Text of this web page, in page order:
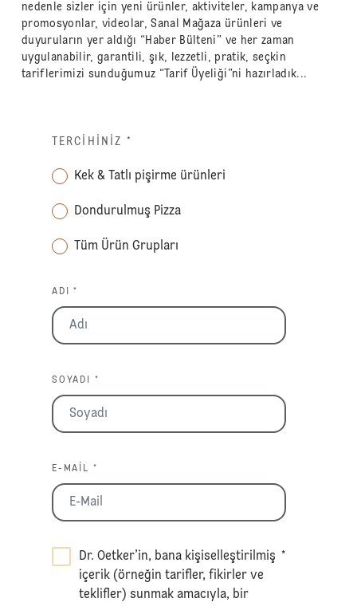
nedenle sizler için yeni ürünler, aktiviteler, kampanya ve
promosyonlar, videolar, Sanal Mağaza ürünleri ve
duyuruların yer aldığı “Haber Bülteni” ve her zaman
uygulanabilir, garantili, şık, lezzetli, pratik, seçkin
tariflerimizi sunduğumuz “Tarif Üyeliği”ni hazırladık...
TERCIHINIZ *
Kek & Tatlı pişirme ürünleri
Dondurulmuş Pizza
Tüm Ürün Grupları
ADI *
SOYADI *
E-MAIL *
Dr. Oetker’in, bana kişiselleştirilmiş
içerik (örneğin tarifler, fikirler ve
teklifler) sunmak amacıyla, bir
*